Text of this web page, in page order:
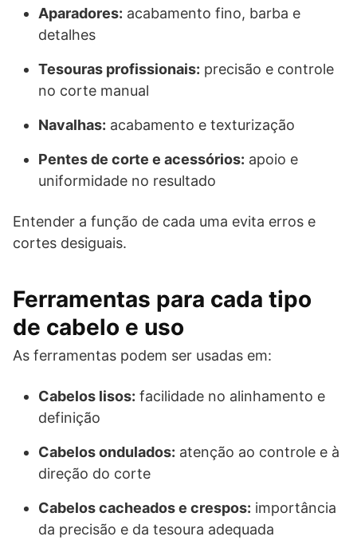
Aparadores: acabamento fino, barba e
detalhes
Tesouras profissionais: precisão e controle
no corte manual
Navalhas: acabamento e texturização
Pentes de corte e acessórios: apoio e
uniformidade no resultado
Entender a função de cada uma evita erros e
cortes desiguais.
Ferramentas para cada tipo
de cabelo e uso
As ferramentas podem ser usadas em:
Cabelos lisos: facilidade no alinhamento e
definição
Cabelos ondulados: atenção ao controle e à
direção do corte
Cabelos cacheados e crespos: importância
da precisão e da tesoura adequada